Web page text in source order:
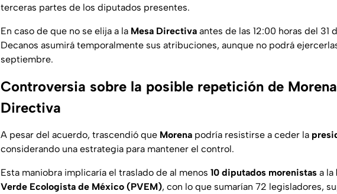
terceras partes de los diputados presentes.
En caso de que no se elija a la Mesa Directiva antes de las 12:00 horas del 31
Decanos asumirá temporalmente sus atribuciones, aunque no podrá
septiembre.
Controversia sobre la posible repetición de
Directiva
A pesar del acuerdo, trascendió que Morena podría resistirse a ceder la
considerando una estrategia para mantener el control.
Esta maniobra implicaría el traslado de al menos 10 diputados morenistas a la
Verde Ecologista de México (PVEM), con lo que sumarían 72 legisladores,